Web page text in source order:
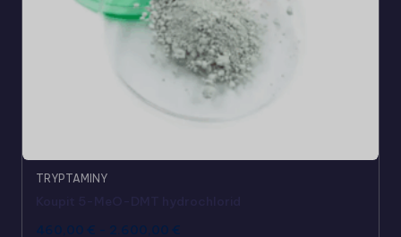
TRYPTAMINY
460,00 € - 2.600,00 €